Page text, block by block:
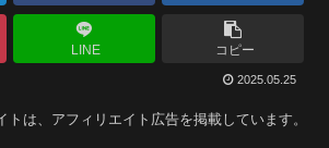
LINE コピー
2025.05.25
トは、アフィリエイト広告を掲載しています。